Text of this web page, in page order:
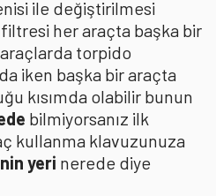
ile değiştirilmesi
her araçta başka bir
torpido
iken başka bir araçta
kısımda olabilir bunun
bilmiyorsanız ilk
kullanma klavuzunuza
yeri nerede diye